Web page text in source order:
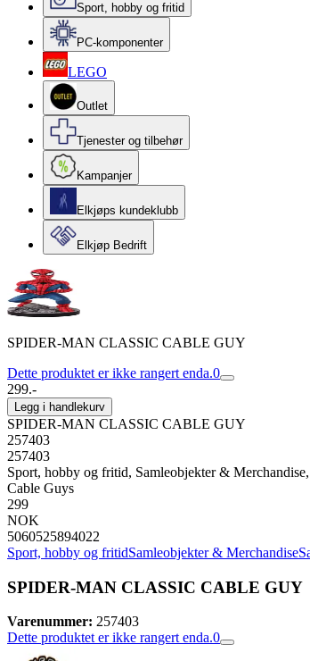
Sport, hobby og fritid
PC-komponenter
LEGO
Outlet
Tjenester og tilbehør
Kampanjer
Elkjøps kundeklubb
Elkjøp Bedrift
SPIDER-MAN CLASSIC CABLE GUY
Dette produktet er ikke rangert enda.0
299.-
Legg i handlekurv
SPIDER-MAN CLASSIC CABLE GUY
257403
257403
Sport, hobby og fritid, Samleobjekter &
Cable Guys
299
NOK
5060525894022
Sport, hobby og fritidSamleobjekter & Merchandise
SPIDER-MAN CLASSIC CABLE GUY
Varenummer: 257403
Dette produktet er ikke rangert enda.0